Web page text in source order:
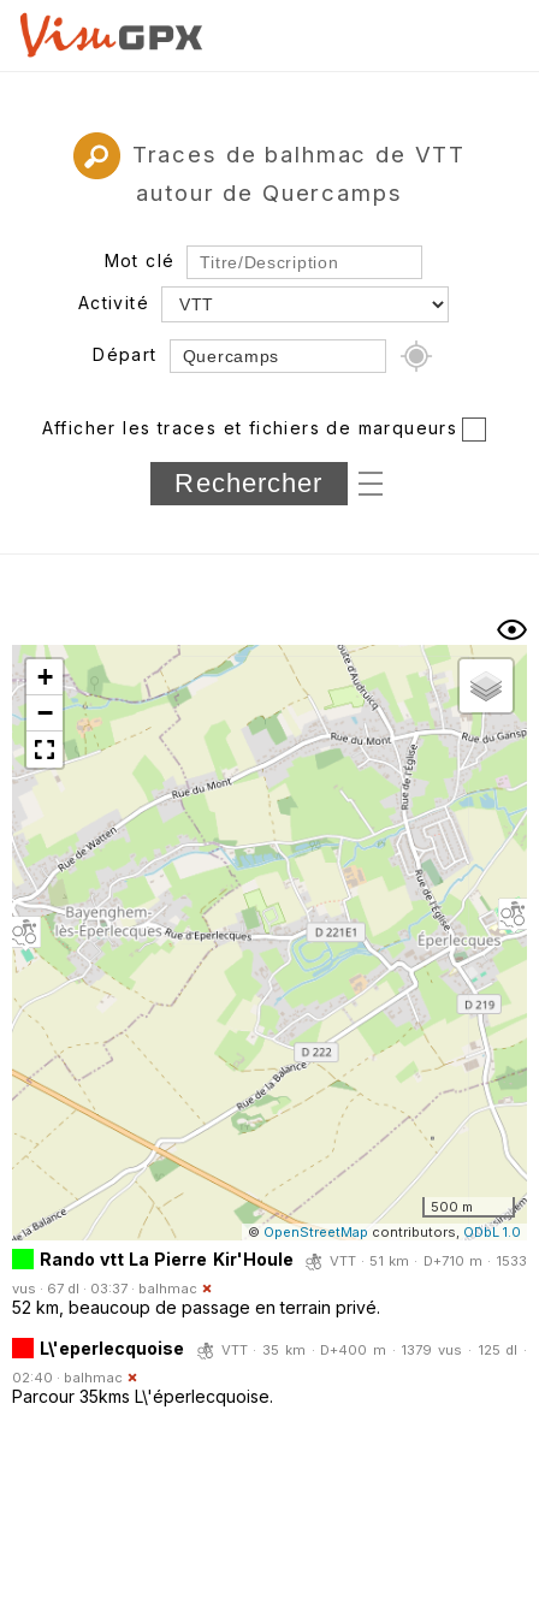
Traces de balhmac de VTT
autour de Quercamps
Mot clé
Activité
Départ
Département
Longueur min/max
Trier par
Horodatage Photos
Afficher les traces et fichiers de marqueurs
+
−
500 m
© OpenStreetMap contributors, ODbL 1.0
Rando vtt La Pierre Kir'Houle
VTT · 51 km · D+710 m · 1533
vus · 67 dl · 03:37 · balhmac
52 km, beaucoup de passage en terrain privé.
L\'eperlecquoise
VTT · 35 km · D+400 m · 1379 vus · 125 dl ·
02:40 · balhmac
Parcour 35kms L\'éperlecquoise.